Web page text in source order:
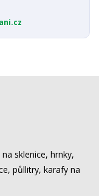
sklenice, hrnky,
půllitry, karafy na